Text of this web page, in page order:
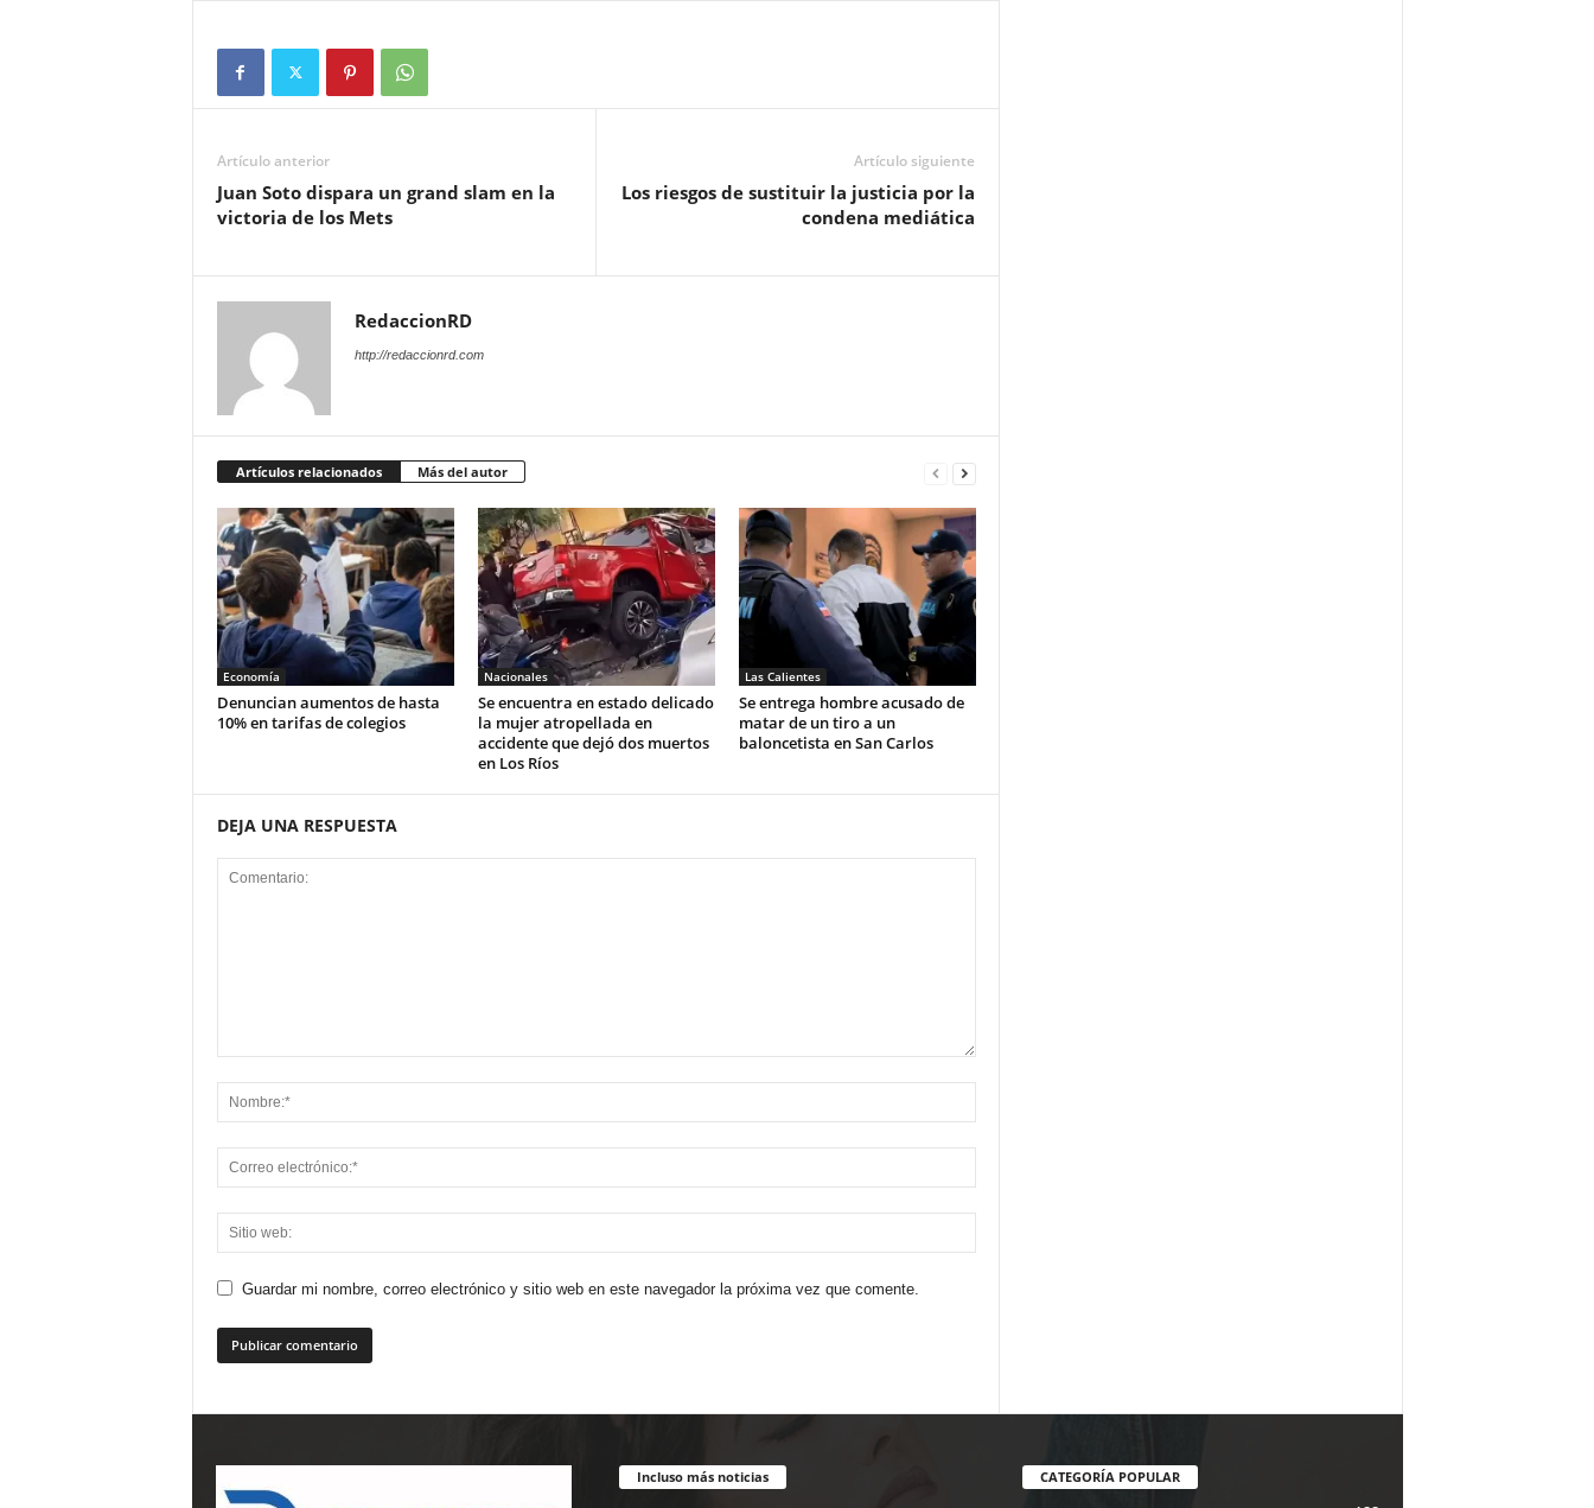
Artículo anterior
Juan Soto dispara un grand slam en la
victoria de los Mets
Artículo siguiente
Los riesgos de sustituir la justicia por la
condena mediática
RedaccionRD
http://redaccionrd.com
Artículos relacionados Más del autor
Economía
Denuncian aumentos de hasta
10% en tarifas de colegios
Nacionales
Se encuentra en estado delicado
la mujer atropellada en
accidente que dejó dos muertos
en Los Ríos
Las Calientes
Se entrega hombre acusado de
matar de un tiro a un
baloncetista en San Carlos
DEJA UNA RESPUESTA
Guardar mi nombre, correo electrónico y sitio web en este navegador la próxima vez que comente.
Incluso más noticias CATEGORÍA POPULAR